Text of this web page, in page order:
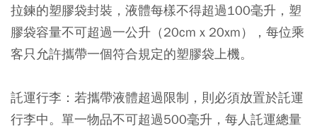
拉鍊的塑膠袋封裝，液體每樣不得超過100毫升，塑
膠袋容量不可超過一公升（20cm x 20xm），每位乘
客只允許攜帶一個符合規定的塑膠袋上機。
託運行李：若攜帶液體超過限制，則必須放置於託運
行李中。單一物品不可超過500毫升，每人託運總量